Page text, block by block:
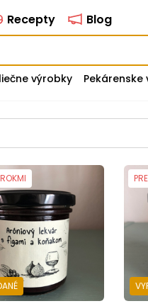
Recepty Blog
výrobky Pekárenske